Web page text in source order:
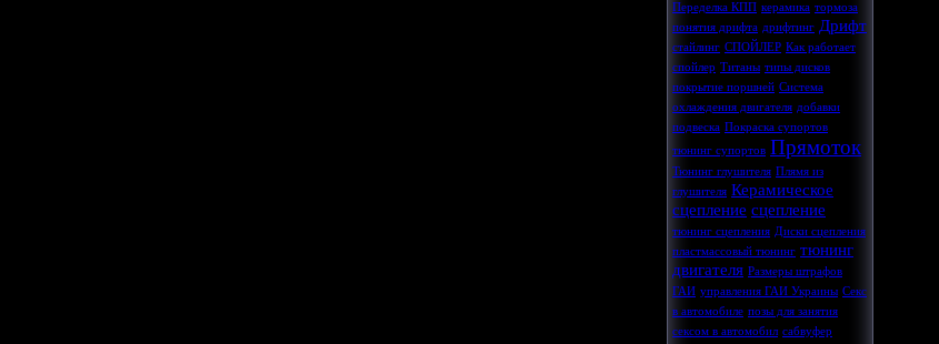
Переделка КПП керамика тормоза
понятия дрифта дрифтинг Дрифт
стайлинг СПОЙЛЕР Как работает
спойлер Титаны типы дисков
покрытие поршней Система
охлаждения двигателя добавки
подвеска Покраска супортов
тюнинг супортов Прямоток
Тюнинг глушителя Плямя из
глушителя Керамическое
сцепление сцепление
тюнинг сцепления Диски сцепления
пластмассовый тюнинг тюнинг
двигателя Размеры штрафов
ГАИ управления ГАИ Украины Секс
в автомобиле позы для занятия
сексом в автомобил сабвуфер